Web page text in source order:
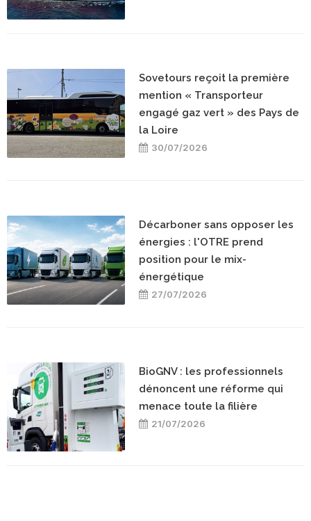
Sovetours reçoit la première
mention « Transporteur
engagé gaz vert » des Pays de
la Loire
30/07/2026
Décarboner sans opposer les
énergies : l'OTRE prend
position pour le mix-
énergétique
27/07/2026
BioGNV : les professionnels
dénoncent une réforme qui
menace toute la filière
21/07/2026